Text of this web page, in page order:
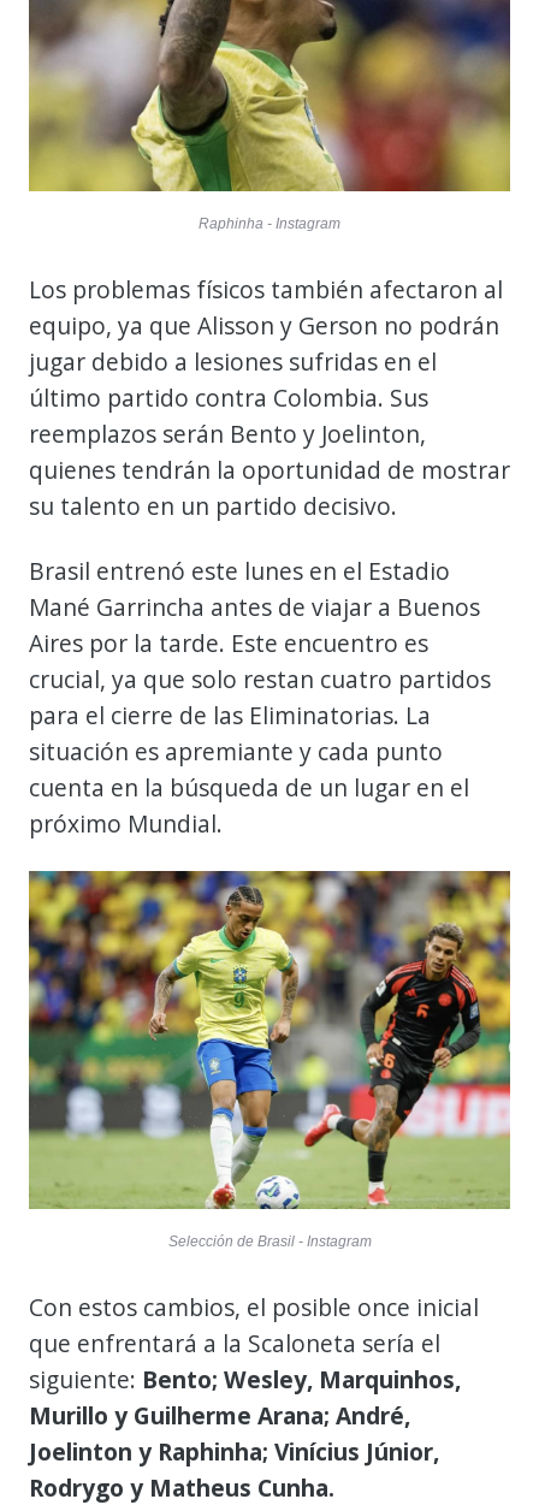
Raphinha - Instagram
Los problemas físicos también afectaron al
equipo, ya que Alisson y Gerson no podrán
jugar debido a lesiones sufridas en el
último partido contra Colombia. Sus
reemplazos serán Bento y Joelinton,
quienes tendrán la oportunidad de mostrar
su talento en un partido decisivo.
Brasil entrenó este lunes en el Estadio
Mané Garrincha antes de viajar a Buenos
Aires por la tarde. Este encuentro es
crucial, ya que solo restan cuatro partidos
para el cierre de las Eliminatorias. La
situación es apremiante y cada punto
cuenta en la búsqueda de un lugar en el
próximo Mundial.
Selección de Brasil - Instagram
Con estos cambios, el posible once inicial
que enfrentará a la Scaloneta sería el
siguiente: Bento; Wesley, Marquinhos,
Murillo y Guilherme Arana; André,
Joelinton y Raphinha; Vinícius Júnior,
Rodrygo y Matheus Cunha.